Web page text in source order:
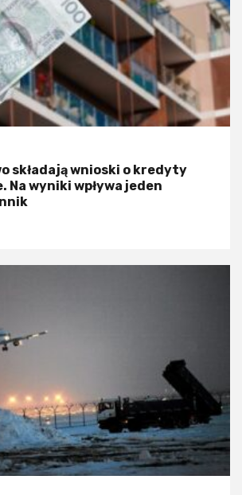
składają wnioski o kredyty
Na wyniki wpływa jeden